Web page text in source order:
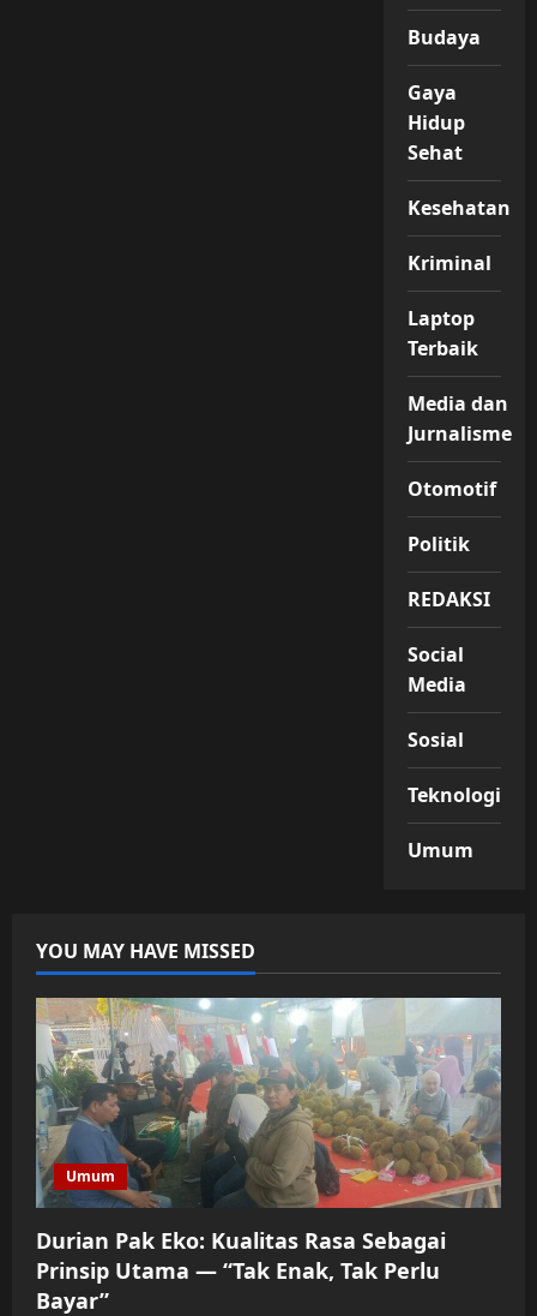
Budaya
Gaya
Hidup
Sehat
Kesehatan
Kriminal
Laptop
Terbaik
Media dan
Jurnalisme
Otomotif
Politik
REDAKSI
Social
Media
Sosial
Teknologi
Umum
YOU MAY HAVE MISSED
Umum
Durian Pak Eko: Kualitas Rasa Sebagai
Prinsip Utama — “Tak Enak, Tak Perlu
Bayar”